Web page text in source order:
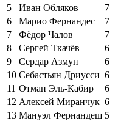
5
Иван Обляков
7
6
Марио Фернандес
7
7
Фёдор Чалов
7
8
Сергей Ткачёв
6
9
Сердар Азмун
6
10 Себастьян Дриусси 6
11 Отман Эль-Кабир
6
12 Алексей Миранчук 6
13 Мануэл Фернандеш 5